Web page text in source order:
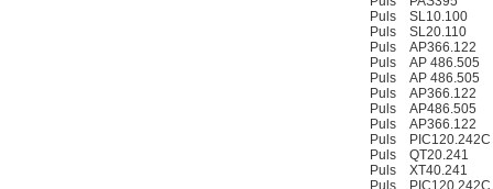
Puls SL10.100
Puls SL20.110
Puls AP366.122
Puls AP 486.505
Puls AP 486.505
Puls AP366.122
Puls AP486.505
Puls AP366.122
Puls PIC120.242C
Puls QT20.241
Puls XT40.241
Puls PIC120.242C